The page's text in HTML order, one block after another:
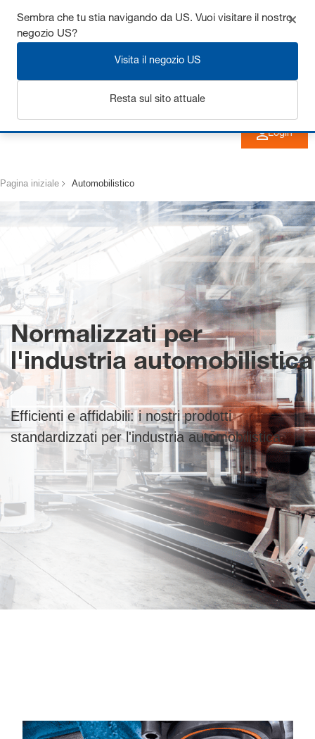
Ottieni fino al 7% di sconto - clicca qui per saperne di
Login
Pagina iniziale Automobilistico
Normalizzati per
l'industria automobilistica
Efficienti e affidabili: i nostri prodotti
standardizzati per l'industria automobilistica.
Sembra che tu stia navigando da US. Vuoi visitare il nostro
negozio US?
Visita il negozio US
Resta sul sito attuale